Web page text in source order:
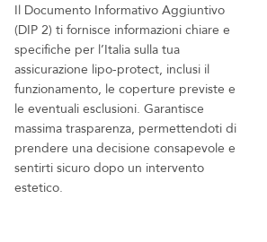
Il Documento Informativo Aggiuntivo
(DIP 2) ti fornisce informazioni chiare e
specifiche per l’Italia sulla tua
assicurazione lipo-protect, inclusi il
funzionamento, le coperture previste e
le eventuali esclusioni. Garantisce
massima trasparenza, permettendoti di
prendere una decisione consapevole e
sentirti sicuro dopo un intervento
estetico.